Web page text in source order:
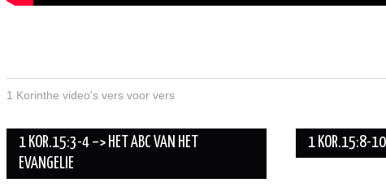
1 Korinthe video's vers voor vers
Berichtnavigatie
1 KOR.15:3-4 –> HET ABC VAN HET
EVANGELIE
1 KOR.15:8-10